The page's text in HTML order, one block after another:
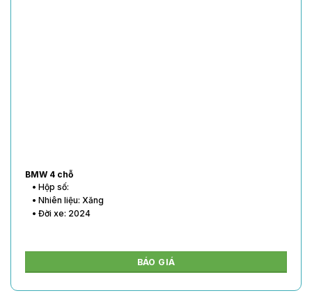
BMW 4 chỗ
• Hộp số:
• Nhiên liệu: Xăng
• Đời xe: 2024
BÁO GIÁ